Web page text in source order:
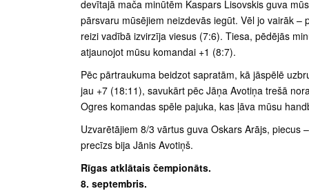
devītajā mača minūtēm Kaspars Lisovskis guva
pārsvaru mūsējiem neizdevās iegūt. Vēl jo vairāk
reizi vadībā izvirzīja viesus (7:6). Tiesa, pēdējās
atjaunojot mūsu komandai +1 (8:7).
Pēc pārtraukuma beidzot sapratām, kā jāspēlē
jau +7 (18:11), savukārt pēc Jāņa Avotiņa trešā
Ogres komandas spēle pajuka, kas ļāva mūsu
Uzvarētājiem 8/3 vārtus guva Oskars Arājs, piecus
precīzs bija Jānis Avotiņš.
Rīgas atklātais čempionāts.
8. septembris.